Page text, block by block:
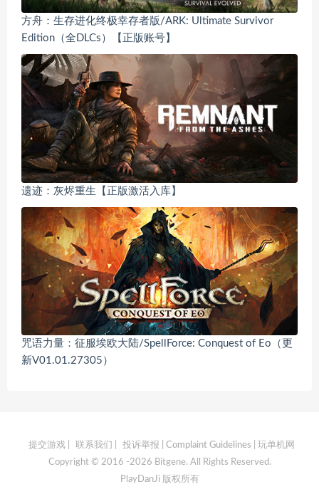
方舟：生存进化终极幸存者版/ARK: Ultimate Survivor
Edition（全DLCs）【正版账号】
遗迹：灰烬重生【正版激活入库】
咒语力量：征服埃欧大陆/SpellForce: Conquest of Eo（更
新V01.01.27305）
提交游戏| 联系我们 投诉举报 | Complaint Guidelines | 玩单机网
Copyright © 2016 -2026 Bitgene. All Rights Reserved.
PlayDanJi 版权所有